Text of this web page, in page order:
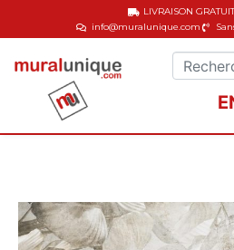
info@muralunique.com
LIVRAISON